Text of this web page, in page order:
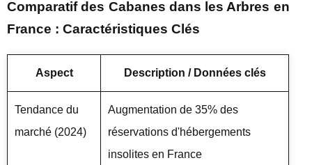
Comparatif des Cabanes dans les Arbres en
France : Caractéristiques Clés
Aspect Description / Données clés
Tendance du
marché (2024)
Augmentation de 35% des
réservations d'hébergements
insolites en France